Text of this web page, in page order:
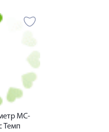
MC-
Темп